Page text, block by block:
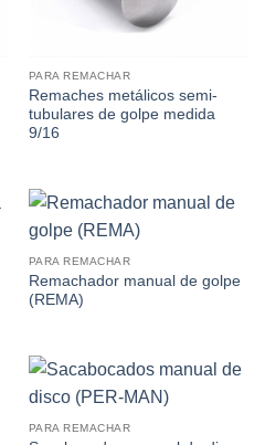
PARA REMACHAR
Remaches metálicos semi-
tubulares de golpe medida
9/16
PARA REMACHAR
Remachador manual de golpe
(REMA)
PARA REMACHAR